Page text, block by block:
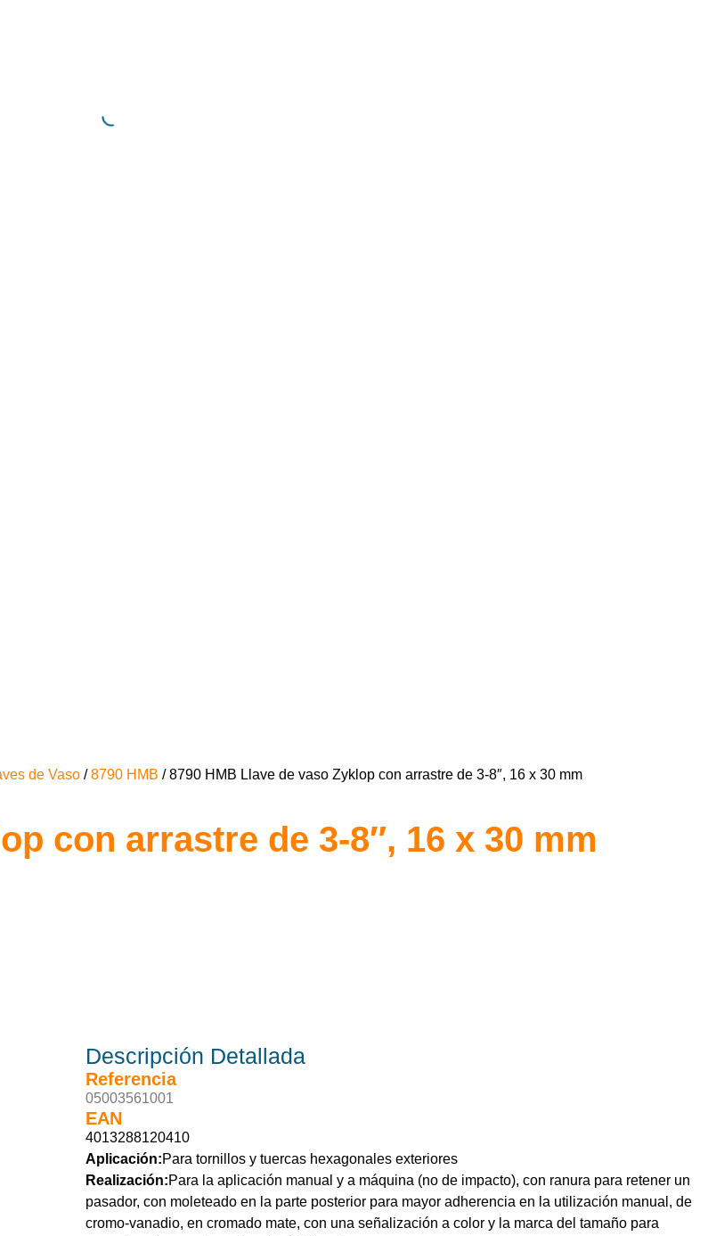
de Vaso /8790 HMB / 8790 HMB Llave de vaso Zyklop con arrastre de 3-8″, 16 x 30 mm
con arrastre de 3-8″, 16 x 30 mm
Descripción Detallada
Referencia
05003561001
EAN
4013288120410
Aplicación:Para tornillos y tuercas hexagonales exteriores
Realización:Para la aplicación manual y a máquina (no de impacto), con ranura para retener un
pasador, con moleteado en la parte posterior para mayor adherencia en la utilización manual, de
cromo-vanadio, en cromado mate, con una señalización a color y la marca del tamaño para